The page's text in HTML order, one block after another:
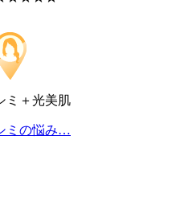
ミ＋光美肌
ミの悩み…